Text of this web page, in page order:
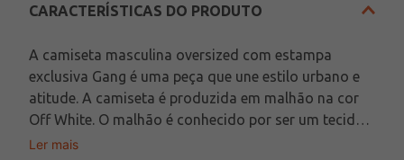
CARACTERÍSTICAS DO PRODUTO
A camiseta masculina oversized com estampa
exclusiva Gang é uma peça que une estilo urbano e
atitude. A camiseta é produzida em malhão na cor
Off White. O malhão é conhecido por ser um tecido
mais encorpado, porém, trazendo um toque macio
Ler mais